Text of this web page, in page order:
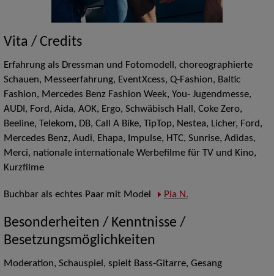
Vita / Credits
Erfahrung als Dressman und Fotomodell, choreographierte
Schauen, Messeerfahrung, EventXcess, Q-Fashion, Baltic
Fashion, Mercedes Benz Fashion Week, You- Jugendmesse,
AUDI, Ford, Aida, AOK, Ergo, Schwäbisch Hall, Coke Zero,
Beeline, Telekom, DB, Call A Bike, TipTop, Nestea, Licher, Ford,
Mercedes Benz, Audi, Ehapa, Impulse, HTC, Sunrise, Adidas,
Merci, nationale internationale Werbefilme für TV und Kino,
Kurzfilme
Buchbar als echtes Paar mit Model Pia N.
Besonderheiten / Kenntnisse /
Besetzungsmöglichkeiten
Moderation, Schauspiel, spielt Bass-Gitarre, Gesang